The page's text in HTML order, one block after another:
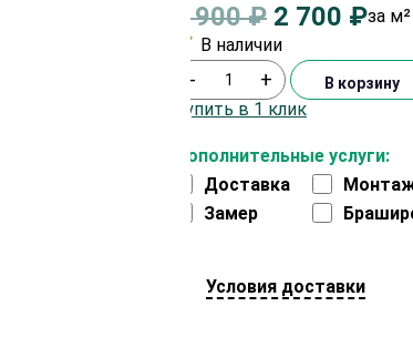
2 900₽ 2 700 ₽за м²
В наличии
Дополнительные услуги:
Доставка
Замер
- + В корзину
Купить в 1 клик
Условия доставки